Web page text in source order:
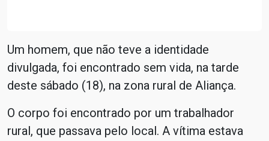
Um homem, que não teve a identidade
divulgada, foi encontrado sem vida, na tarde
deste sábado (18), na zona rural de Aliança.
O corpo foi encontrado por um trabalhador
rural, que passava pelo local. A vítima estava